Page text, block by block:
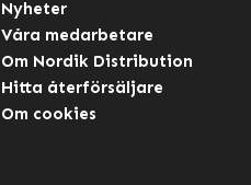
Nyheter
Våra medarbetare
Om Nordik Distribution
Hitta återförsäljare
Om cookies